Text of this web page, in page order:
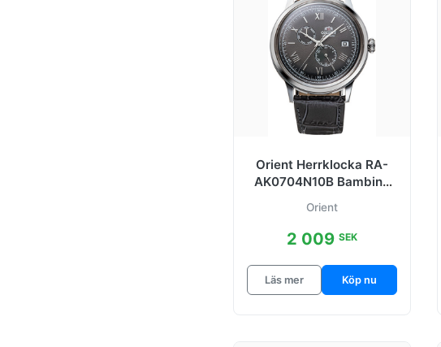
Orient Herrklocka RA-
AK0704N10B Bambino
Ø40.5
Orient
2 009 SEK
Läs mer Köp nu